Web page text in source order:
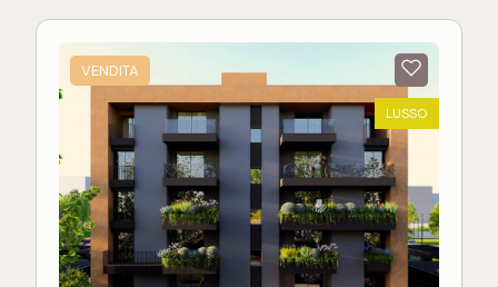
illuminazione esterna del fabbricato Guzzini,
struttura antisismica.
Localizzato all'interno del complesso residenziale
Marina Living, posto nella servita zona di San Pio X
e non distante dalla spiaggia, in un contesto di
verde ed eleganza.
VENDITA
LUSSO